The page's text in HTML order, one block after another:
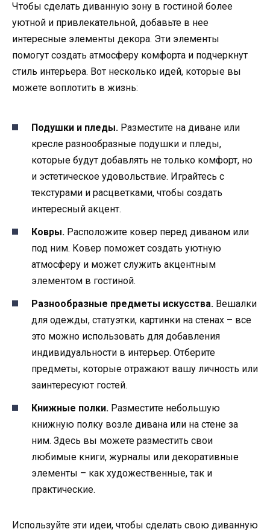
Чтобы сделать диванную зону в гостиной более
уютной и привлекательной, добавьте в нее
интересные элементы декора. Эти элементы
помогут создать атмосферу комфорта и подчеркнут
стиль интерьера. Вот несколько идей, которые вы
можете воплотить в жизнь:
Подушки и пледы. Разместите на диване или
кресле разнообразные подушки и пледы,
которые будут добавлять не только комфорт, но
и эстетическое удовольствие. Играйтесь с
текстурами и расцветками, чтобы создать
интересный акцент.
Ковры. Расположите ковер перед диваном или
под ним. Ковер поможет создать уютную
атмосферу и может служить акцентным
элементом в гостиной.
Разнообразные предметы искусства. Вешалки
для одежды, статуэтки, картинки на стенах – все
это можно использовать для добавления
индивидуальности в интерьер. Отберите
предметы, которые отражают вашу личность или
заинтересуют гостей.
Книжные полки. Разместите небольшую
книжную полку возле дивана или на стене за
ним. Здесь вы можете разместить свои
любимые книги, журналы или декоративные
элементы – как художественные, так и
практические.
Используйте эти идеи, чтобы сделать свою диванную